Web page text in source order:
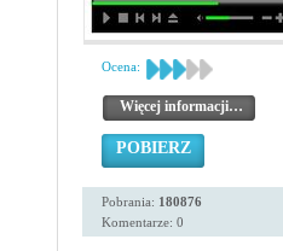
Ocena:
Więcej informacji…
POBIERZ
Pobrania: 180876
Komentarze: 0